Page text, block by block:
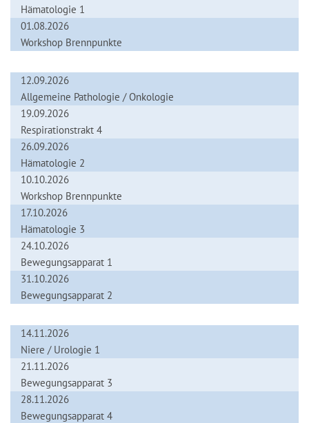
Hämatologie 1
01.08.2026
Workshop Brennpunkte
12.09.2026
Allgemeine Pathologie / Onkologie
19.09.2026
Respirationstrakt 4
26.09.2026
Hämatologie 2
10.10.2026
Workshop Brennpunkte
17.10.2026
Hämatologie 3
24.10.2026
Bewegungsapparat 1
31.10.2026
Bewegungsapparat 2
14.11.2026
Niere / Urologie 1
21.11.2026
Bewegungsapparat 3
28.11.2026
Bewegungsapparat 4